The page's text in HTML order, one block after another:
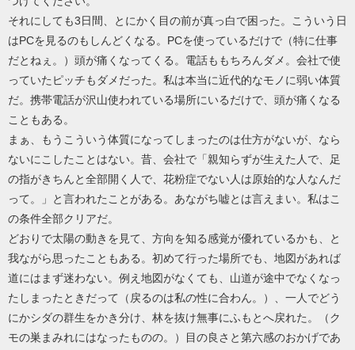
それにしても3日間、とにかく目の前が真っ白で困った。こういう日
はPCを見るのもしんどくなる。PCを使っているだけで（特に仕事
だとねぇ。）頭が痛くなってくる。電話ももちろんダメ。会社で使
っていたピッチもダメだった。私は本当に近代的なモノに弱い体質
だ。携帯電話が沢山使われている場所にいるだけで、頭が痛くなる
こともある。
まぁ、もうこういう体質になってしまったのは仕方がないが、なら
ないにこしたことはない。昔、会社で「親知らずが生えた人で、足
の指がきちんと全部開く人で、花粉症でない人は原始的な人なんだ
って。」と言われたことがある。あながち嘘とは言えまい。私はこ
の条件全部クリアだ。
どおりで太陽の動きを見て、方向を知る感覚が優れているかも、と
我ながら思ったこともある。初めて行った場所でも、地図があれば
道にはまず迷わない。例え地図がなくても、山道が途中でなくなっ
たしまったときだって（戻るのは私の性に合わん。）、一人でどう
にかシダの群生をかき分け、林を抜け無事にふもとへ戻れた。（ク
モの巣まみれにはなったものの。）目の良さと第六感のおかげであ